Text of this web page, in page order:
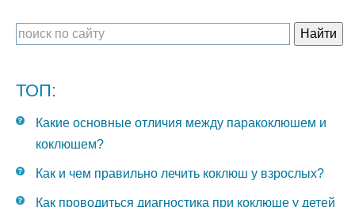
ТОП:
Какие основные отличия между паракоклюшем и
коклюшем?
Как и чем правильно лечить коклюш у взрослых?
Как проводиться диагностика при коклюше у детей